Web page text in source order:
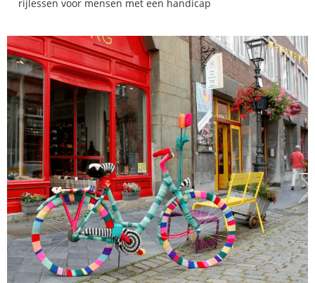
rijlessen voor mensen met een handicap